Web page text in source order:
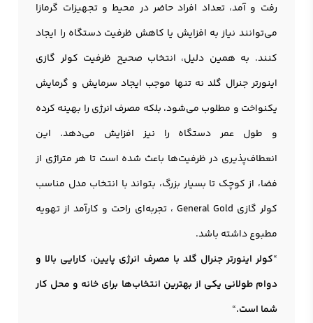
رفت و آمد، تعداد افراد حاضر در محیط و تجهیزات گرمازا
می‌توانند نیاز به افزایش یا کاهش ظرفیت دستگاه را ایجاد
کنند. به همین دلیل، انتخاب صحیح ظرفیت کولر گازی
اینورتر جنرال گلد نه تنها موجب ایجاد سرمایش و گرمایش
یکنواخت و مطلوب می‌شود، بلکه مصرف انرژی را بهینه کرده
و طول عمر دستگاه را نیز افزایش می‌دهد. این
انعطاف‌پذیری در ظرفیت‌ها باعث شده است تا هر متراژی از
فضا، از کوچک تا بسیار بزرگ، بتواند با انتخاب مدل مناسب
کولر گازی General Gold ، تجربه‌ای راحت و کارآمد از تهویه
مطبوع داشته باشد.
“کولر اينورتر جنرال گلد با مصرف انرژی پایین، کارایی بالا و
دوام طولانی یکی از بهترین انتخاب‌ها برای خانه و محل کار
شما است.“